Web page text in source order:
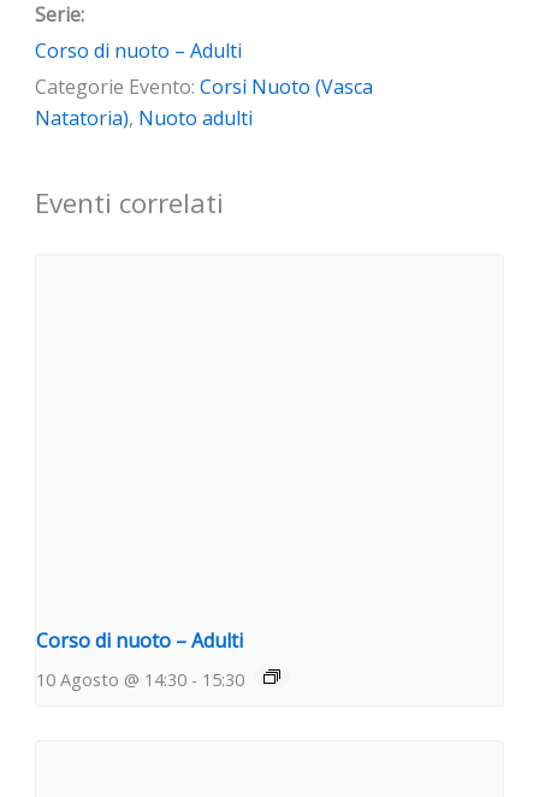
Serie:
Corso di nuoto – Adulti
Categorie Evento: Corsi Nuoto (Vasca
Natatoria), Nuoto adulti
Eventi correlati
Corso di nuoto – Adulti
10 Agosto @ 14:30 - 15:30